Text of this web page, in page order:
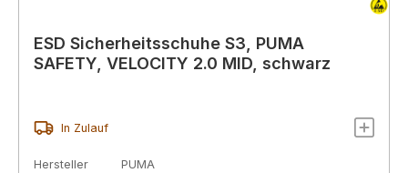
ESD Sicherheitsschuhe S3, PUMA
SAFETY, VELOCITY 2.0 MID, schwarz
In Zulauf
Hersteller
PUMA